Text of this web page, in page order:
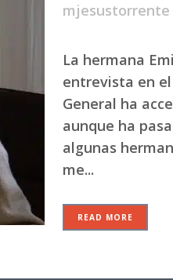
mjesustorrente
La hermana
entrevista en el
General ha
aunque ha
algunas
me...
READ MORE